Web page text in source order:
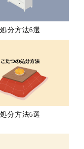
分方法6選
分方法6選